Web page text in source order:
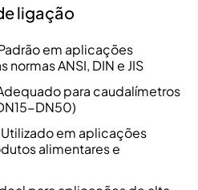
ligação
em aplicações
ANSI, DIN e JIS
para caudalímetros
DN50)
Utilizado em aplicações
alimentares e